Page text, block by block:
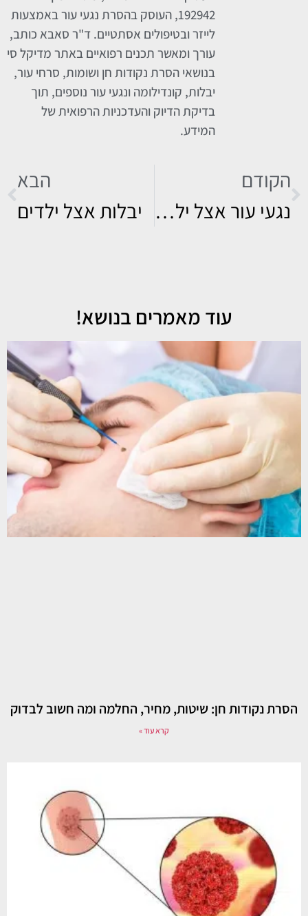
192942, העוסק בהסרת נגעי עור באמצעות
לייזר ובטיפולים אסתטיים. ד"ר סאבא כותב,
עורך ומאשר תכנים רפואיים באתר מדיקל סי
בנושאי הסרת נקודות חן ושומות, סרחי עור,
יבלות, קונדילומה ונגעי עור נוספים, תוך
בדיקת הדיוק והעדכניות הרפואית של
המידע.
הקודם
נגעי עור אצל ילדים
הבא
יבלות אצל ילדים
עוד מאמרים בנושא!
הסרת נקודות חן: שיטות, מחיר, החלמה ומה חשוב לבדוק
קרא עוד »